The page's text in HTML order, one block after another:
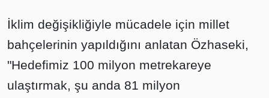
İklim değişikliğiyle mücadele için millet
bahçelerinin yapıldığını anlatan Özhaseki,
"Hedefimiz 100 milyon metrekareye
ulaştırmak, şu anda 81 milyon